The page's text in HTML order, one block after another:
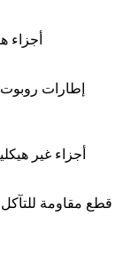
أجزاء
إطارات
أجزاء غير
قطع مقاومة